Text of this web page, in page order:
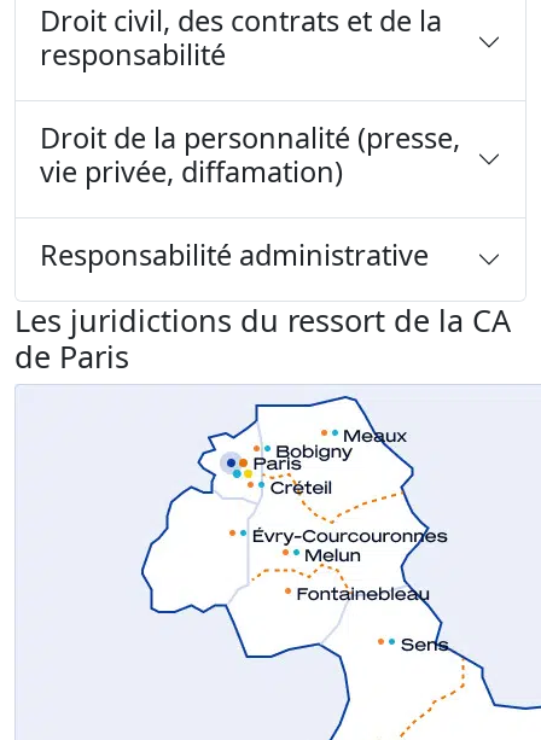
Droit civil, des contrats et de la
responsabilité
Droit de la personnalité (presse,
vie privée, diffamation)
Responsabilité administrative
Les juridictions du ressort de la CA
de Paris